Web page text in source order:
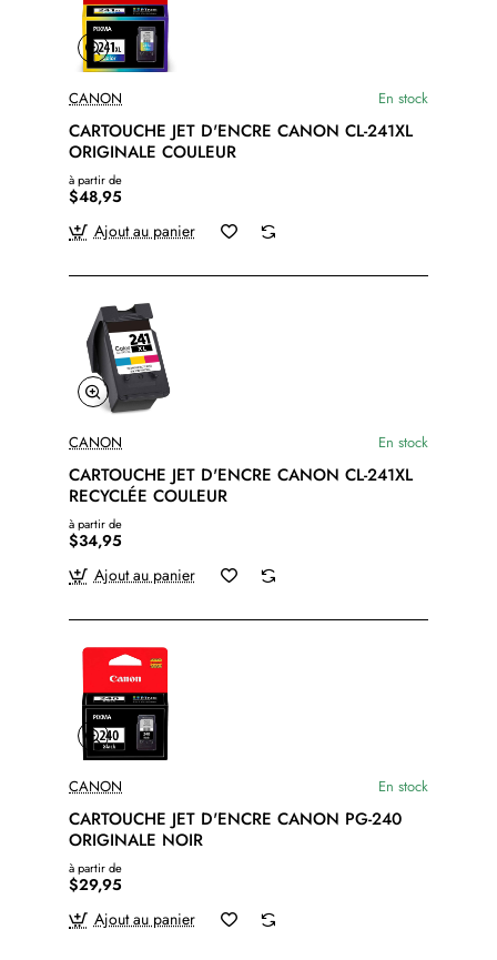
CANON En stock
CARTOUCHE JET D'ENCRE CANON CL-241XL
ORIGINALE COULEUR
à partir de
$48,95
Ajout au panier
CANON En stock
CARTOUCHE JET D'ENCRE CANON CL-241XL
RECYCLÉE COULEUR
à partir de
$34,95
Ajout au panier
CANON En stock
CARTOUCHE JET D'ENCRE CANON PG-240
ORIGINALE NOIR
à partir de
$29,95
Ajout au panier